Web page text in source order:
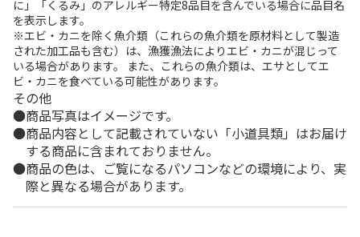
に」「くるみ」のアレルギー特定8品目を含んでいる場合に品目名
を表示します。
※エビ・カニを除く魚介類（これらの魚介類を原材料として製造
された加工品も含む）は、漁獲漁法によりエビ・カニが混じって
いる場合があります。 また、これらの魚介類は、エサとしてエ
ビ・カニを食べている可能性があります。
その他
商品写真はイメージです。
商品内容として記載されていない「小道具類」はお届け
する商品に含まれておりません。
商品の色は、ご覧になるパソコンなどの環境により、実
際と異なる場合があります。